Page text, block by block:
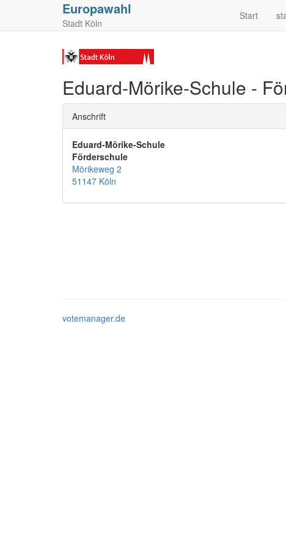
Europawahl
Stadt Köln
Start
Eduard-Mörike-Schule -
Anschrift
Eduard-Mörike-Schule
Förderschule
Mörikeweg 2
51147 Köln
votemanager.de